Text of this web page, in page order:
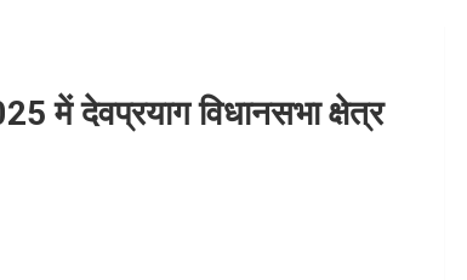
में देवप्रयाग विधानसभा क्षेत्र